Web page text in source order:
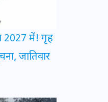
2027 में! गृह
जातिवार